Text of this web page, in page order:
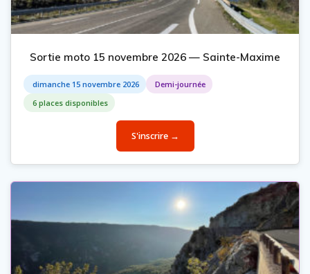
Sortie moto 15 novembre 2026 — Sainte-Maxime
dimanche 15 novembre 2026
Demi-journée
6 places disponibles
S'inscrire →